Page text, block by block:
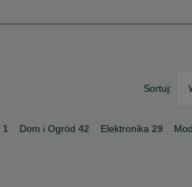
Sortuj:
1 Dom i Ogród 42 Elektronika 29